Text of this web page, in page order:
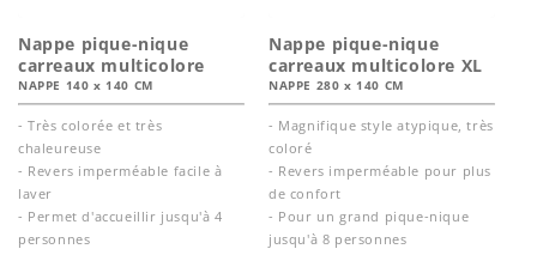
Nappe pique-nique
carreaux multicolore
NAPPE 140 x 140 CM
- Très colorée et très
chaleureuse
- Revers imperméable facile à
laver
- Permet d'accueillir jusqu'à 4
personnes
Nappe pique-nique
carreaux multicolore XL
NAPPE 280 x 140 CM
- Magnifique style atypique, très
coloré
- Revers imperméable pour plus
de confort
- Pour un grand pique-nique
jusqu'à 8 personnes